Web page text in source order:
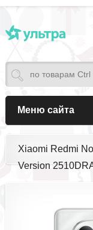
Меню сайта
Xiaomi Redmi
Version